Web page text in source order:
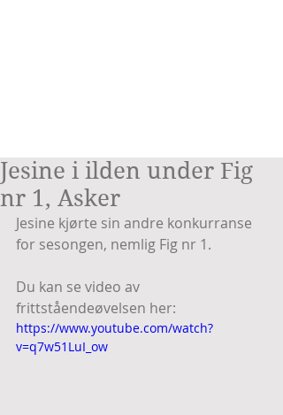
Jesine i ilden under Fig
nr 1, Asker
Jesine kjørte sin andre konkurranse
for sesongen, nemlig Fig nr 1.
Du kan se video av
frittståendeøvelsen her:
https://www.youtube.com/watch?
v=q7w51LuI_ow